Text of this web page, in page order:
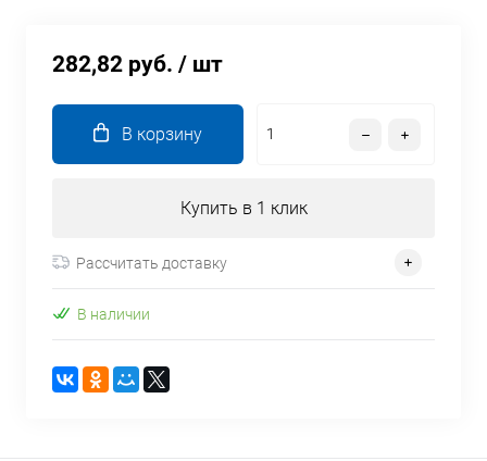
282,82 руб. / шт
В корзину
Купить в 1 клик
Рассчитать доставку
В наличии